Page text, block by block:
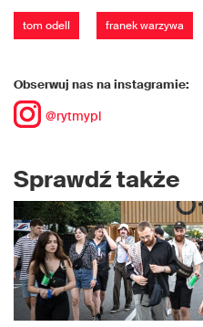
tom odell franek warzywa
Obserwuj nas na instagramie:
@rytmypl
Sprawdź także